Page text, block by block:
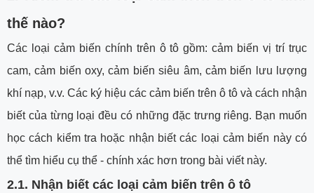
thế nào?
Các loại cảm biến chính trên ô tô gồm: cảm biến vị trí trục
cam, cảm biến oxy, cảm biến siêu âm, cảm biến lưu lượng
khí nạp, v.v. Các ký hiệu các cảm biến trên ô tô và cách nhận
biết của từng loại đều có những đặc trưng riêng. Bạn muốn
học cách kiểm tra hoặc nhận biết các loại cảm biến này có
thể tìm hiểu cụ thể - chính xác hơn trong bài viết này.
2.1. Nhận biết các loại cảm biến trên ô tô